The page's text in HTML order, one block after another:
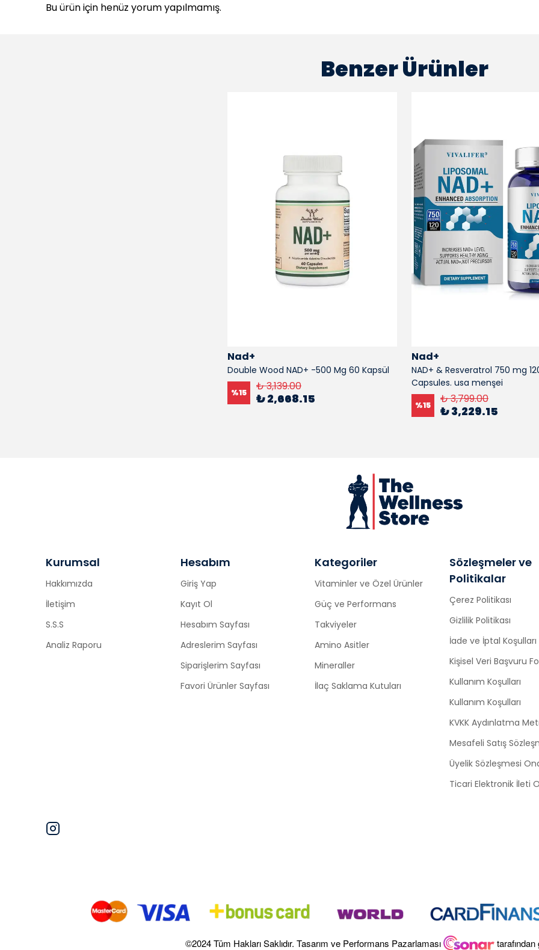
Bu ürün için henüz yorum yapılmamış.
Benzer Ürünler
Nad+
Double Wood NAD+ -500 Mg 60 Kapsül
%15 ₺ 3,139.00
₺ 2,668.15
Nad+
NAD+ & Resveratrol 750 mg
Capsules. usa menşei
%15 ₺ 3,799.00
₺ 3,229.15
Kurumsal
Hakkımızda
İletişim
S.S.S
Analiz Raporu
Hesabım
Giriş Yap
Kayıt Ol
Hesabım Sayfası
Adreslerim Sayfası
Siparişlerim Sayfası
Favori Ürünler Sayfası
Kategoriler
Vitaminler ve Özel Ürünler
Güç ve Performans
Takviyeler
Amino Asitler
Mineraller
İlaç Saklama Kutuları
Sözleşmeler ve
Politikalar
Çerez Politikası
Gizlilik Politikası
İade ve İptal Koşulları
Kişisel Veri Başvuru
Kullanım Koşulları
Kullanım Koşulları
KVKK Aydınlatma
Mesafeli Satış
Üyelik Sözleşmesi
Ticari Elektronik İleti
©2024 Tüm Hakları Saklıdır. Tasarım ve Performans Pazarlaması